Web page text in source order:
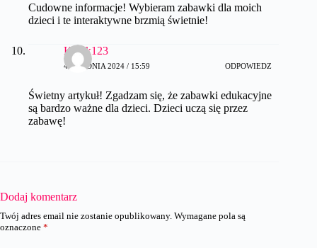
Cudowne informacje! Wybieram zabawki dla moich
dzieci i te interaktywne brzmią świetnie!
Kotek123
4 GRUDNIA 2024 / 15:59 ODPOWIEDZ
Świetny artykuł! Zgadzam się, że zabawki edukacyjne
są bardzo ważne dla dzieci. Dzieci uczą się przez
zabawę!
Dodaj komentarz
Twój adres email nie zostanie opublikowany. Wymagane pola są
oznaczone *